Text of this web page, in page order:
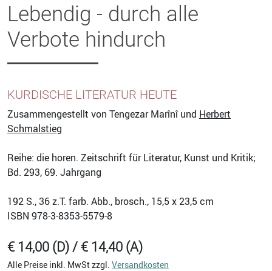
Lebendig - durch alle
Verbote hindurch
KURDISCHE LITERATUR HEUTE
Zusammengestellt von Tengezar Marînî und Herbert
Schmalstieg
Reihe: die horen. Zeitschrift für Literatur, Kunst und Kritik;
Bd. 293, 69. Jahrgang
192 S., 36 z.T. farb. Abb., brosch., 15,5 x 23,5 cm
ISBN 978-3-8353-5579-8
€ 14,00 (D) / € 14,40 (A)
Alle Preise inkl. MwSt zzgl. Versandkosten